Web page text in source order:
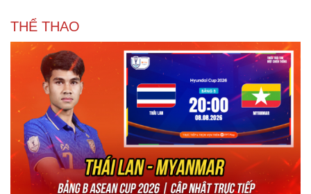
Văn hóa
Sân khấu - Điện ảnh
Văn học
Âm nhạc
Giải trí
Nghệ sĩ
Thời trang
Sao Việt
THỂ THAO